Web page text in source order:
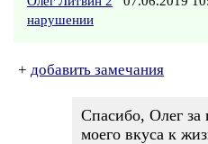
нарушении
+ добавить замечания
Спасибо, Олег за
моего вкуса к